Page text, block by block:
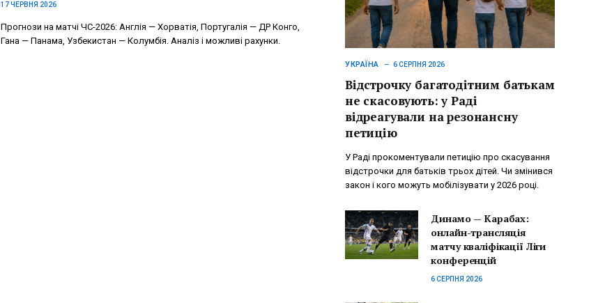
17 ЧЕРВНЯ 2026
Прогнози на матчі ЧС-2026: Англія — Хорватія, Португалія — ДР Конго,
Гана — Панама, Узбекистан — Колумбія. Аналіз і можливі рахунки.
УКРАЇНА 6 СЕРПНЯ 2026
Відстрочку багатодітним батькам
не скасовують: у Раді
відреагували на резонансну
петицію
У Раді прокоментували петицію про скасування
відстрочки для батьків трьох дітей. Чи змінився
закон і кого можуть мобілізувати у 2026 році.
Динамо — Карабах:
онлайн-трансляція
матчу кваліфікації Ліги
конференцій
6 СЕРПНЯ 2026